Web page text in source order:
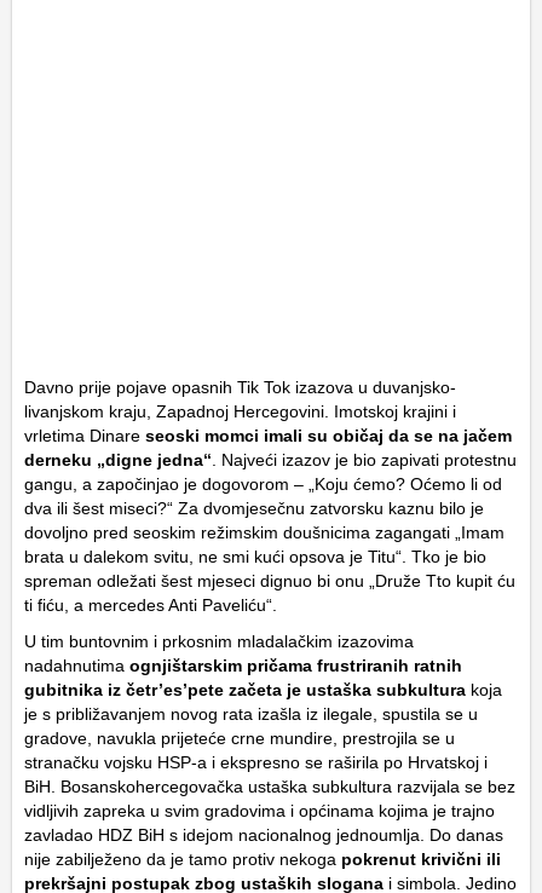
Davno prije pojave opasnih Tik Tok izazova u duvanjsko-
livanjskom kraju, Zapadnoj Hercegovini. Imotskoj krajini i
vrletima Dinare seoski momci imali su običaj da se na jačem
derneku „digne jedna“ . Najveći izazov je bio zapivati protestnu
gangu, a započinjao je dogovorom – „Koju ćemo? Oćemo li od
dva ili šest miseci?“ Za dvomjesečnu zatvorsku kaznu bilo je
dovoljno pred seoskim režimskim doušnicima zagangati „Imam
brata u dalekom svitu, ne smi kući opsova je Titu“. Tko je bio
spreman odležati šest mjeseci dignuo bi onu „Druže Tto kupit ću
ti fiću, a mercedes Anti Paveliću“.
U tim buntovnim i prkosnim mladalačkim izazovima
nadahnutima ognjištarskim pričama frustriranih ratnih
gubitnika iz četr’es’pete začeta je ustaška subkultura koja
je s približavanjem novog rata izašla iz ilegale, spustila se u
gradove, navukla prijeteće crne mundire, prestrojila se u
stranačku vojsku HSP-a i ekspresno se raširila po Hrvatskoj i
BiH. Bosanskohercegovačka ustaška subkultura razvijala se bez
vidljivih zapreka u svim gradovima i općinama kojima je trajno
zavladao HDZ BiH s idejom nacionalnog jednoumlja. Do danas
nije zabilježeno da je tamo protiv nekoga pokrenut krivični ili
prekršajni postupak zbog ustaških slogana i simbola. Jedino